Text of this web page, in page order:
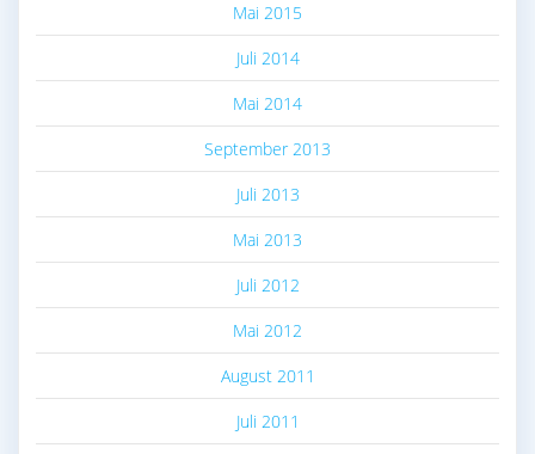
Mai 2015
Juli 2014
Mai 2014
September 2013
Juli 2013
Mai 2013
Juli 2012
Mai 2012
August 2011
Juli 2011